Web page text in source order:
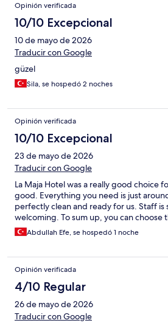
Opinión verificada
10/10 Excepcional
10 de mayo de 2026
Traducir con Google
güzel
Sila, se hospedó 2 noches
Opinión verificada
10/10 Excepcional
23 de mayo de 2026
Traducir con Google
La Maja Hotel was a really good choice
good. Everything you need is just
perfectly clean and ready for us. Staff
welcoming. To sum up, you can
Abdullah Efe, se hospedó 1 noche
Opinión verificada
4/10 Regular
26 de mayo de 2026
Traducir con Google